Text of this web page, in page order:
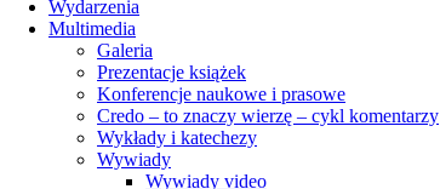
Wydarzenia
Multimedia
Galeria
Prezentacje książek
Konferencje naukowe i prasowe
Credo – to znaczy wierzę – cykl komentarzy
Wykłady i katechezy
Wywiady
Wywiady video